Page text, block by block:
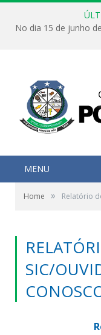
MENU
Home » Relatório
SIC/